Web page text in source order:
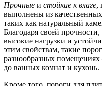
Прочные и стойкие к влаге,
выполнены из
таких как натуральный
Благодаря своей
высокие нагрузки и
этим свойствам, такие
разнообразных
до ванных комнат и кухонь.
Кроме того, пороги для